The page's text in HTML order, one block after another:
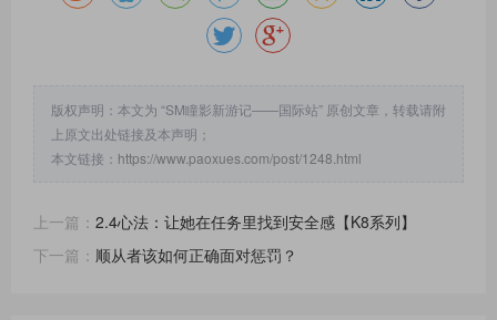
版权声明：本文为 “SM瞳影新游记——国际站” 原创文章，转载请附
上原文出处链接及本声明；
本文链接： https://www.paoxues.com/post/1248.html
上一篇： 2.4心法：让她在任务里找到安全感【K8系列】
下一篇： 顺从者该如何正确面对惩罚？